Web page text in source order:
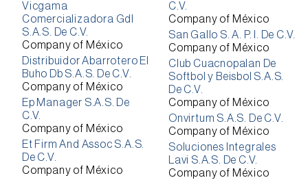
Vicgama
Comercializadora Gdl
S.A.S. De C.V.
Company of México
Distribuidor Abarrotero El
Buho Db S.A.S. De C.V.
Company of México
Ep Manager S.A.S. De
C.V.
Company of México
Et Firm And Assoc S.A.S.
De C.V.
Company of México
C.V.
Company of México
San Gallo S. A. P. I. De C.V.
Company of México
Club Cuacnopalan De
Softbol y Beisbol S.A.S.
De C.V.
Company of México
Onvirtum S.A.S. De C.V.
Company of México
Soluciones Integrales
Lavi S.A.S. De C.V.
Company of México